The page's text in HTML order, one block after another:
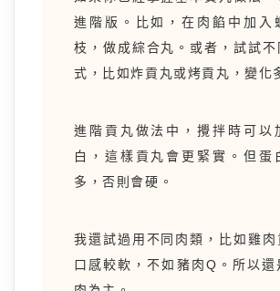
進階版。比如，在肉餡中加入
枝，做成綜合丸。或者，試試不
式，比如炸貢丸或烤貢丸，變化
進階貢丸做法中，攪拌時可以
白，這樣貢丸會更緊實。但蛋
多，否則會硬。
我還試過用不同肉類，比如雞肉
口感較軟，不如豬肉Q。所以還